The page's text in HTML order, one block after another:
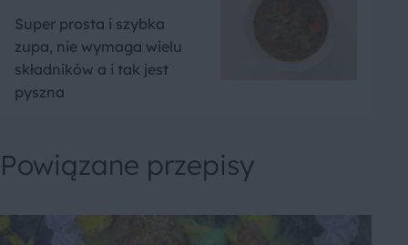
Super prosta i szybka
zupa, nie wymaga wielu
składników a i tak jest
pyszna
Powiązane przepisy